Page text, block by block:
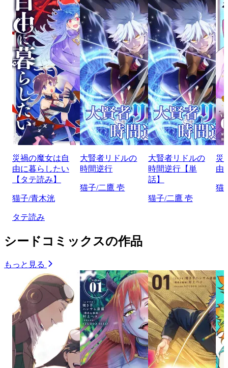
災禍の魔女は自
由に暮らしたい
【タテ読み】
猫子/青木洸
タテ読み
大賢者リドルの
時間逆行
猫子/二鷹 壱
大賢者リドルの
時間逆行【単
話】
猫子/二鷹 壱
災
由
猫
シードコミックスの作品
もっと見る